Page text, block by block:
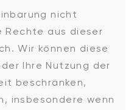
nicht
Rechte aus dieser
Wir können diese
Ihre Nutzung der
beschränken,
insbesondere wenn